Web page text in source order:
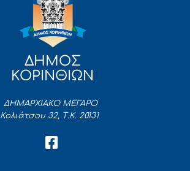
ΔΗΜΟΣ
ΚΟΡΙΝΘΙΩΝ
ΔΗΜΑΡΧΙΑΚΟ ΜΕΓΑΡΟ
Κολιάτσου 32, Τ.Κ. 20131